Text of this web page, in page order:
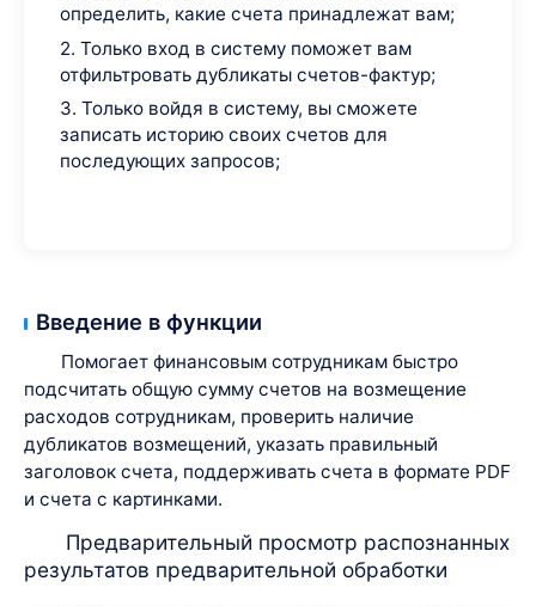
определить, какие счета принадлежат вам;
2. Только вход в систему поможет вам
отфильтровать дубликаты счетов-фактур;
3. Только войдя в систему, вы сможете
записать историю своих счетов для
последующих запросов;
Введение в функции
Помогает финансовым сотрудникам быстро
подсчитать общую сумму счетов на возмещение
расходов сотрудникам, проверить наличие
дубликатов возмещений, указать правильный
заголовок счета, поддерживать счета в формате PDF
и счета с картинками.
Предварительный просмотр распознанных
результатов предварительной обработки